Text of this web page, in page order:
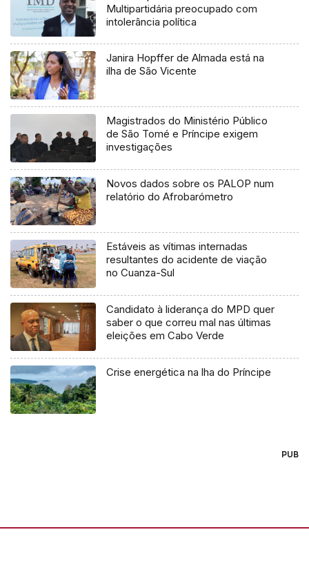
Multipartidária preocupado com
intolerância política
Janira Hopffer de Almada está na
ilha de São Vicente
Magistrados do Ministério Público
de São Tomé e Príncipe exigem
investigações
Novos dados sobre os PALOP num
relatório do Afrobarómetro
Estáveis as vítimas internadas
resultantes do acidente de viação
no Cuanza-Sul
Candidato à liderança do MPD quer
saber o que correu mal nas últimas
eleições em Cabo Verde
Crise energética na lha do Príncipe
PUB